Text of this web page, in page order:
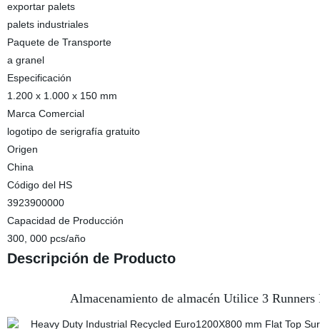
exportar palets
palets industriales
Paquete de Transporte
a granel
Especificación
1.200 x 1.000 x 150 mm
Marca Comercial
logotipo de serigrafía gratuito
Origen
China
Código del HS
3923900000
Capacidad de Producción
300, 000 pcs/año
Descripción de Producto
Almacenamiento de almacén Utilice 3